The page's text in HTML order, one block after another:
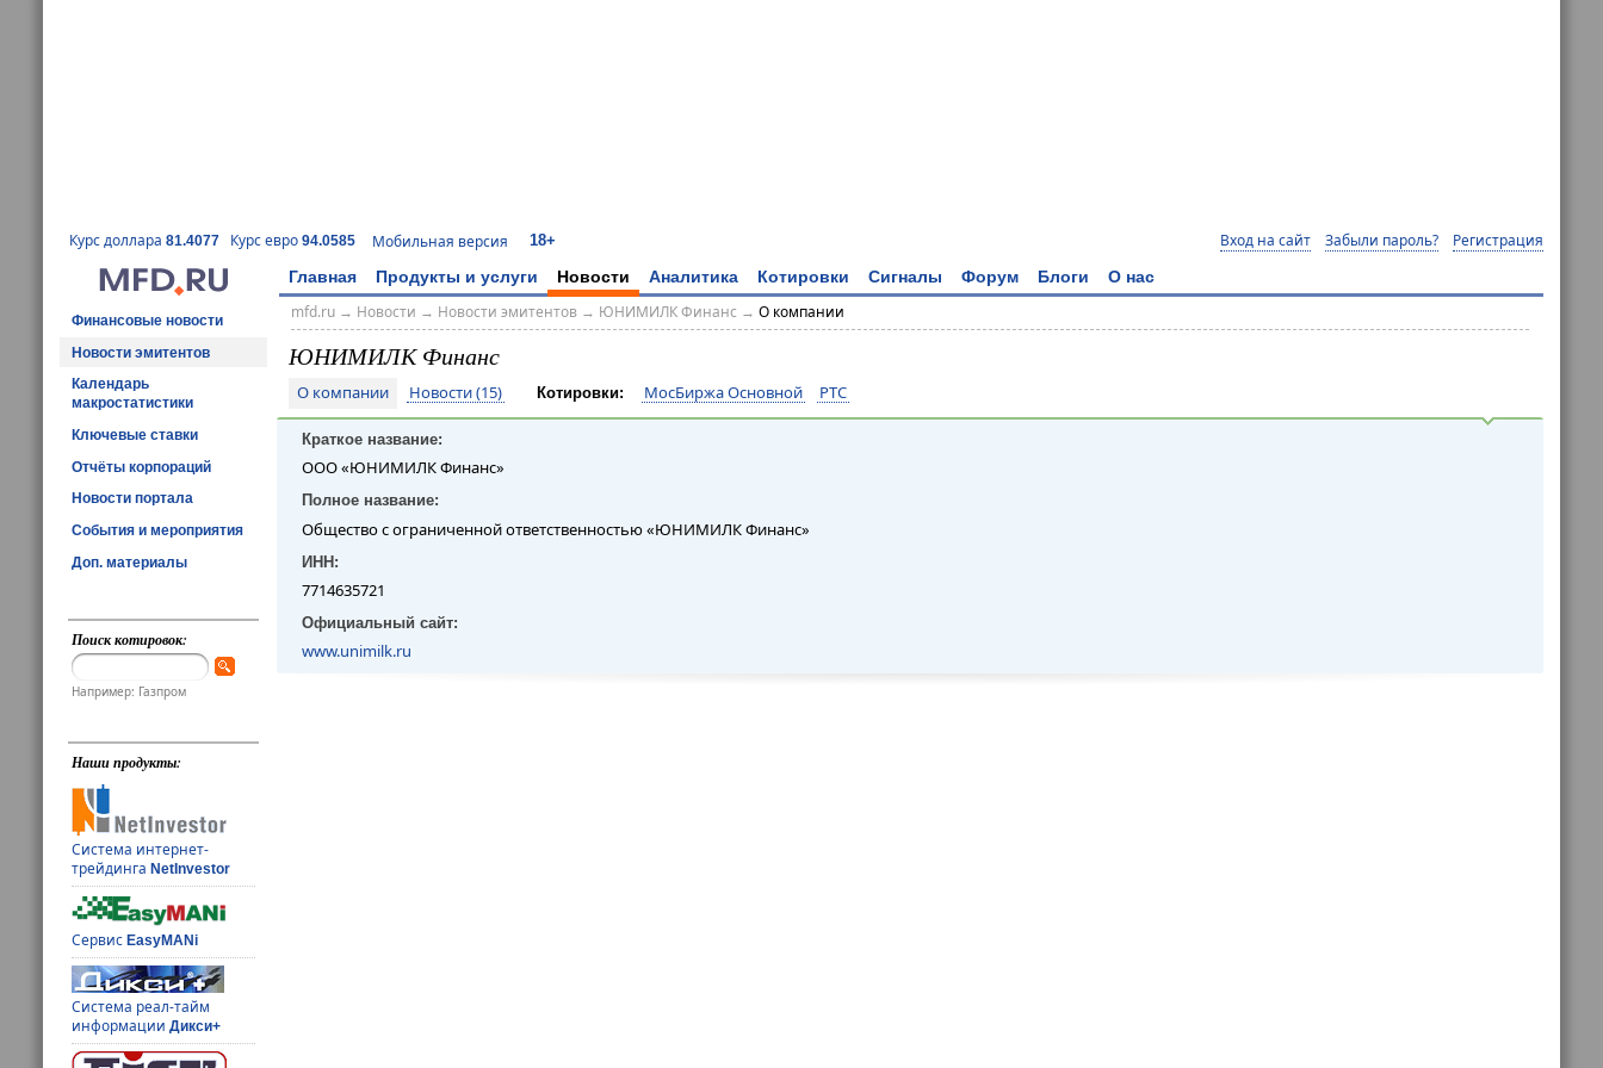
Курс доллара 81.4077 Курс евро 94.0585 Мобильная версия 18+ Вход на сайт Забыли пароль? Регистрация
Главная Продукты и услуги Новости Аналитика Котировки Сигналы Форум Блоги О нас
Финансовые новости
Новости эмитентов
Календарь
макростатистики
Ключевые ставки
Отчёты корпораций
Новости портала
События и мероприятия
Доп. материалы
Поиск котировок:
Например: Газпром
Наши продукты:
Система интернет-
трейдингаNetInvestor
СервисEasyMANi
Система реал-тайм
информацииДикси+
mfd.ru→ Новости → Новости эмитентов→ ЮНИМИЛК Финанс → О компании
ЮНИМИЛК Финанс
О компании Новости (15) Котировки: МосБиржа Основной РТС
Краткое название:
ООО «ЮНИМИЛК Финанс»
Полное название:
Общество с ограниченной ответственностью «ЮНИМИЛК Финанс»
ИНН:
7714635721
Официальный сайт:
www.unimilk.ru